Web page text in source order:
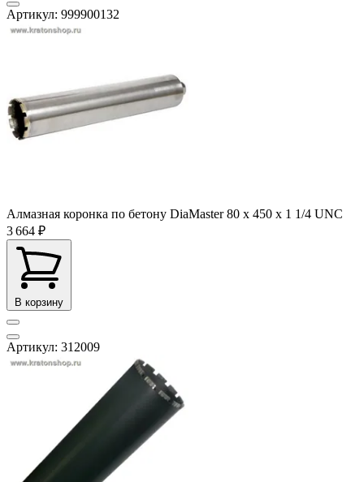
Артикул: 999900132
Алмазная коронка по бетону DiaMaster 80 х 450 х 1 1/4 UNC
3 664 ₽
В корзину
Артикул: 312009